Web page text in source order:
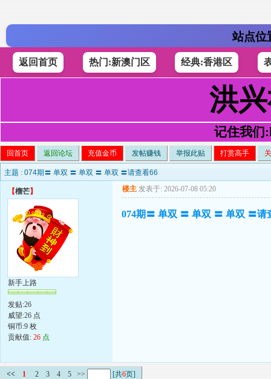
站点位
返回首页 热门:新澳门区 经典:香港区
洪
记住我们
回首页 返回论坛 充值金币 发帖赚钱 举报此贴 打赏高手
主题 : 074期〓 单双 〓 单双 〓 单双 〓请查看66
【榴芒】
新手上路
发贴:26
威望:26 点
铜币:9 枚
贡献值: 26 点
楼主 发表于: 2026-07-08 05:20
074期〓 单双 〓 单双 〓 单双 〓请
<< 1 2 3 4 5 >> [共6页]